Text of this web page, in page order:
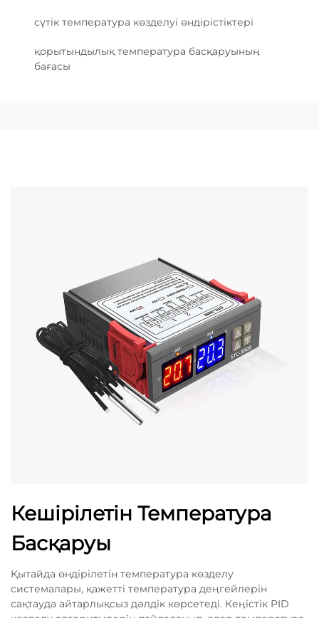
сүтік температура көзделуі өндірістіктері
қорытындылық температура басқаруының
бағасы
Кешірілетін Температура
Басқаруы
Қытайда өндірілетін температура көзделу
системалары, қажетті температура деңгейлерін
сақтауда айтарлықсыз дәлдік көрсетеді. Кеңістік PID